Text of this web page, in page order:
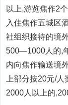
以上,游览焦作2
入住焦作五城区
社组织接待的境
500—1000人的,
内向焦作输送境
上部分按20元/人
2000人以上的